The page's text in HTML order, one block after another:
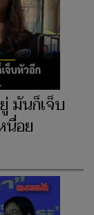
มันก็เจ็บ
นื่อย